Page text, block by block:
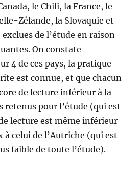
le Chili, la France, le
Zélande, la Slovaquie et
de l’étude en raison
On constate
4 de ces pays, la pratique
est connue, et que chacun
de lecture inférieur à la
retenus pour l’étude (qui est
lecture est même inférieur
à celui de l’Autriche (qui est
faible de toute l’étude).